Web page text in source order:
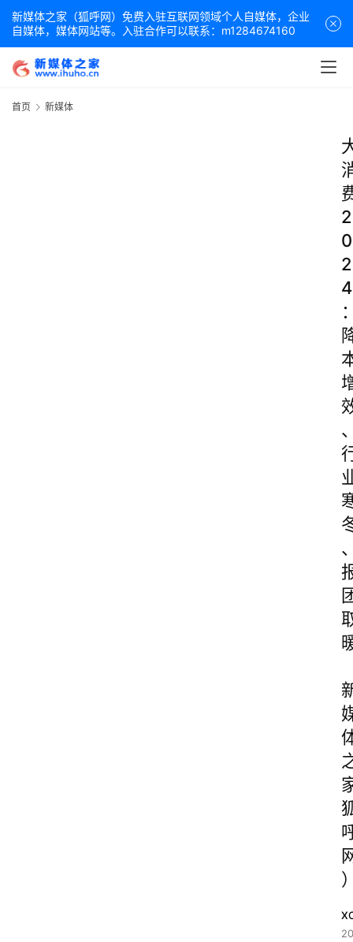
新媒体之家（狐呼网）免费入驻互联网领域个人自媒体，企业
自媒体，媒体网站等。入驻合作可以联系：m1284674160
首页 新媒体
2
0
2
4